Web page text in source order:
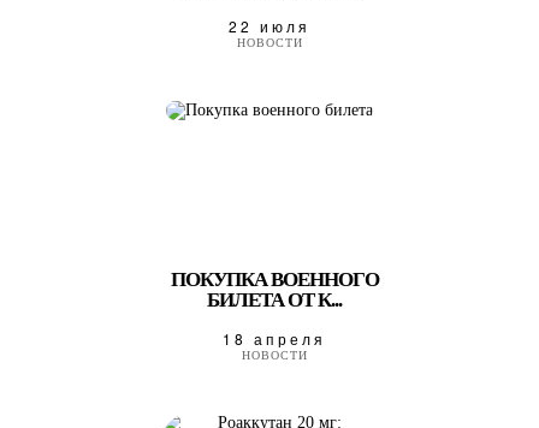
22 июля
НОВОСТИ
ПОКУПКА ВОЕННОГО
БИЛЕТА ОТ К...
18 апреля
НОВОСТИ